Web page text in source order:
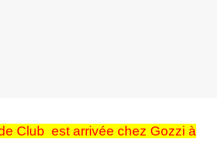
Club est arrivée chez Gozzi à